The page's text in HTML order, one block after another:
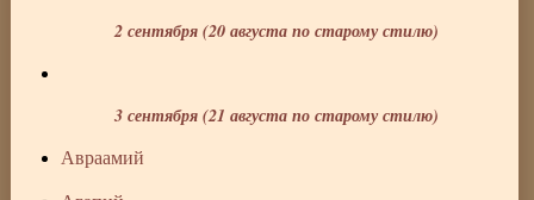
2 сентября (20 августа по старому стилю)
3 сентября (21 августа по старому стилю)
Авраамий